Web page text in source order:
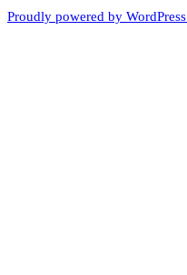
Proudly powered by WordPress